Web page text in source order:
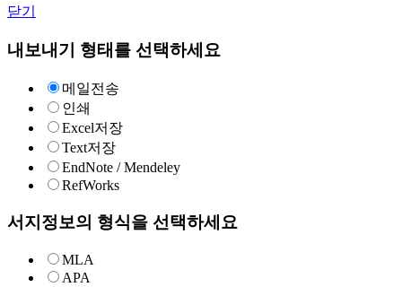
닫기
내보내기 형태를 선택하세요
메일전송
인쇄
Excel저장
Text저장
EndNote / Mendeley
RefWorks
서지정보의 형식을 선택하세요
MLA
APA